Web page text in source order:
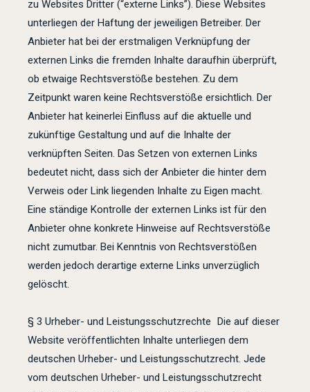
zu Websites Dritter (“externe Links”). Diese Websites
unterliegen der Haftung der jeweiligen Betreiber. Der
Anbieter hat bei der erstmaligen Verknüpfung der
externen Links die fremden Inhalte daraufhin überprüft,
ob etwaige Rechtsverstöße bestehen. Zu dem
Zeitpunkt waren keine Rechtsverstöße ersichtlich. Der
Anbieter hat keinerlei Einfluss auf die aktuelle und
zukünftige Gestaltung und auf die Inhalte der
verknüpften Seiten. Das Setzen von externen Links
bedeutet nicht, dass sich der Anbieter die hinter dem
Verweis oder Link liegenden Inhalte zu Eigen macht.
Eine ständige Kontrolle der externen Links ist für den
Anbieter ohne konkrete Hinweise auf Rechtsverstöße
nicht zumutbar. Bei Kenntnis von Rechtsverstößen
werden jedoch derartige externe Links unverzüglich
gelöscht.
§ 3 Urheber- und Leistungsschutzrechte Die auf dieser
Website veröffentlichten Inhalte unterliegen dem
deutschen Urheber- und Leistungsschutzrecht. Jede
vom deutschen Urheber- und Leistungsschutzrecht